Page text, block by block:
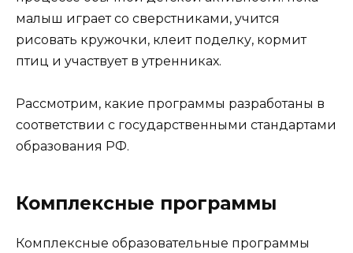
малыш играет со сверстниками, учится
рисовать кружочки, клеит поделку, кормит
птиц и участвует в утренниках.
Рассмотрим, какие программы разработаны в
соответствии с государственными стандартами
образования РФ.
Комплексные программы
Комплексные образовательные программы